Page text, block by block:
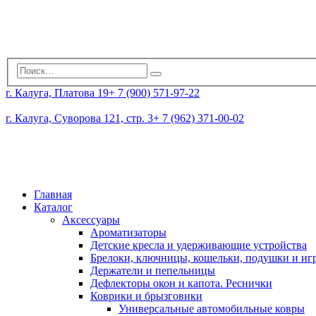
г. Калуга, Платова 19+ 7 (900) 571-97-22
г. Калуга, Суворова 121, стр. 3+ 7 (962) 371-00-02
Главная
Каталог
Аксессуары
Ароматизаторы
Детские кресла и удерживающие устройства
Брелоки, ключницы, кошельки, подушки и
Держатели и пепельницы
Дефлекторы окон и капота. Реснички
Коврики и брызговики
Универсальные автомобильные ковры